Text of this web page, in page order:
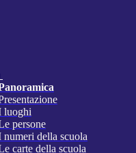
luoghi
persone
numeri della scuola
carte della scuola